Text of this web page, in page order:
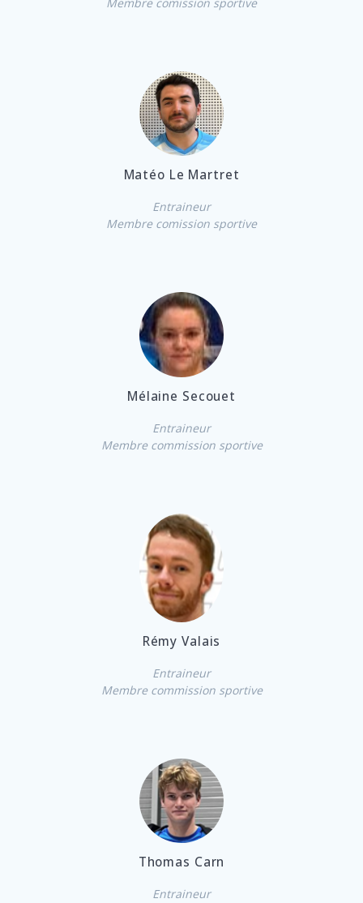
Matéo Le Martret
Entraineur
Membre comission sportive
Mélaine Secouet
Entraineur
Membre commission sportive
Rémy Valais
Entraineur
Membre commission sportive
Thomas Carn
Entraineur